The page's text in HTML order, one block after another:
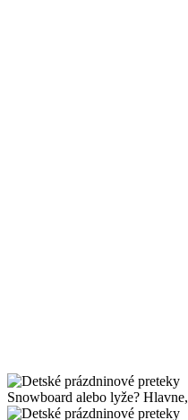
Snowboard alebo lyže?